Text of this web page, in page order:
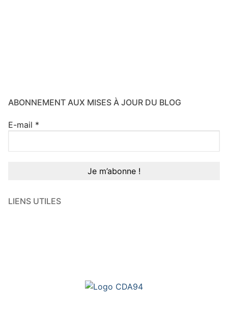
ABONNEMENT AUX MISES À JOUR DU BLOG
E-mail *
LIENS UTILES